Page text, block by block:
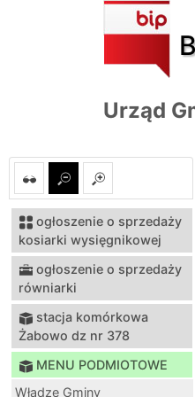
Urząd
ogłoszenie o sprzedaży
kosiarki wysięgnikowej
ogłoszenie o sprzedaży
równiarki
stacja komórkowa
Żabowo dz nr 378
MENU PODMIOTOWE
Władze Gminy